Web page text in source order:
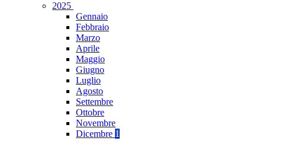
2025
Gennaio
Febbraio
Marzo
Aprile
Maggio
Giugno
Luglio
Agosto
Settembre
Ottobre
Novembre
Dicembre 1